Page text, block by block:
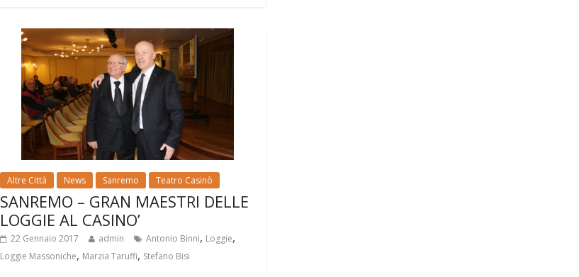
Altre Città News Sanremo Teatro Casinò
SANREMO – GRAN MAESTRI DELLE
LOGGIE AL CASINO’
22 Gennaio 2017 admin Antonio Binni, Loggie,
Loggie Massoniche, Marzia Taruffi, Stefano Bisi